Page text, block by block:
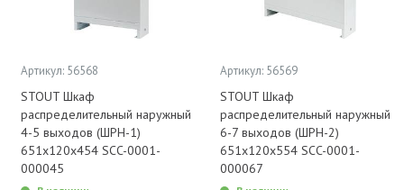
Артикул: 56568
STOUT Шкаф
распределительный наружный
4-5 выходов (ШРН-1)
651х120х454 SCC-0001-
000045
Артикул: 56569
STOUT Шкаф
распределительный наружный
6-7 выходов (ШРН-2)
651х120х554 SCC-0001-
000067